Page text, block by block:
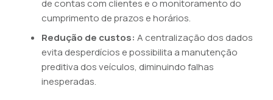
de contas com clientes e o monitoramento do
cumprimento de prazos e horários.
Redução de custos: A centralização dos dados
evita desperdícios e possibilita a manutenção
preditiva dos veículos, diminuindo falhas
inesperadas.